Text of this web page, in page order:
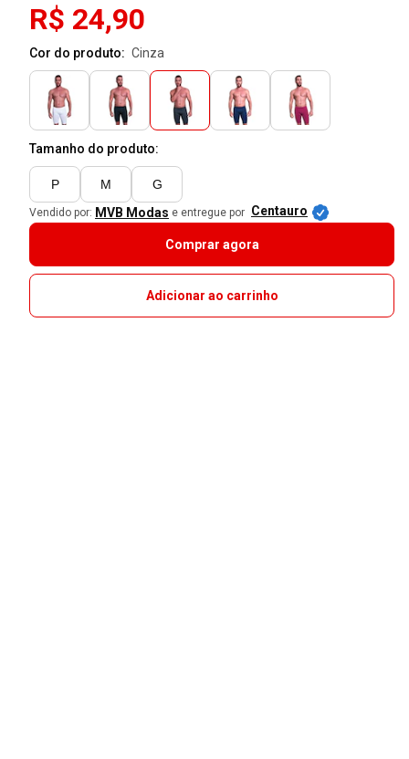
R$ 24,90
Cor do produto: cinza
Tamanho do produto:
P M G
Vendido por: MVB Modas e entregue por Centauro
Comprar agora
Adicionar ao carrinho